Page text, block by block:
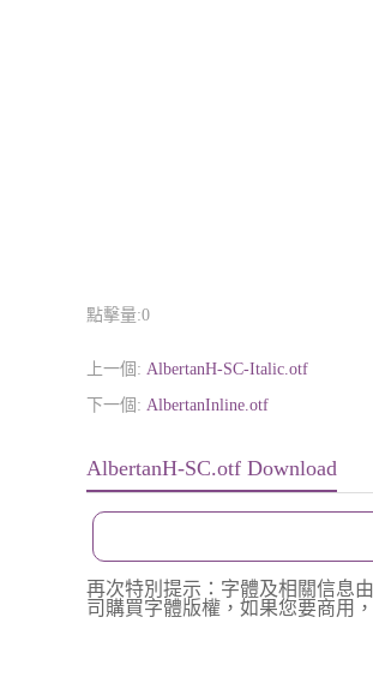
點擊量:0
上一個: AlbertanH-SC-Italic.otf
下一個: AlbertanInline.otf
AlbertanH-SC.otf Download
再次特別提示：字體及相關信息
司購買字體版權，如果您要商用